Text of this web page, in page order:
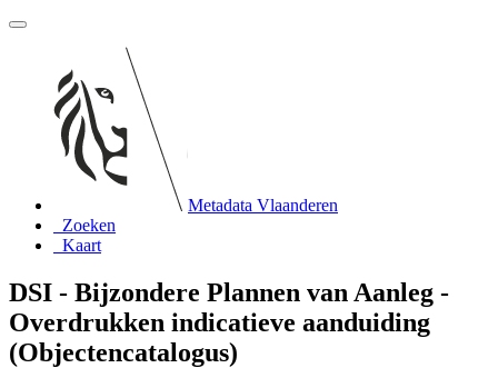
Metadata Vlaanderen
Zoeken
Kaart
DSI - Bijzondere Plannen van Aanleg -
Overdrukken indicatieve aanduiding
(Objectencatalogus)